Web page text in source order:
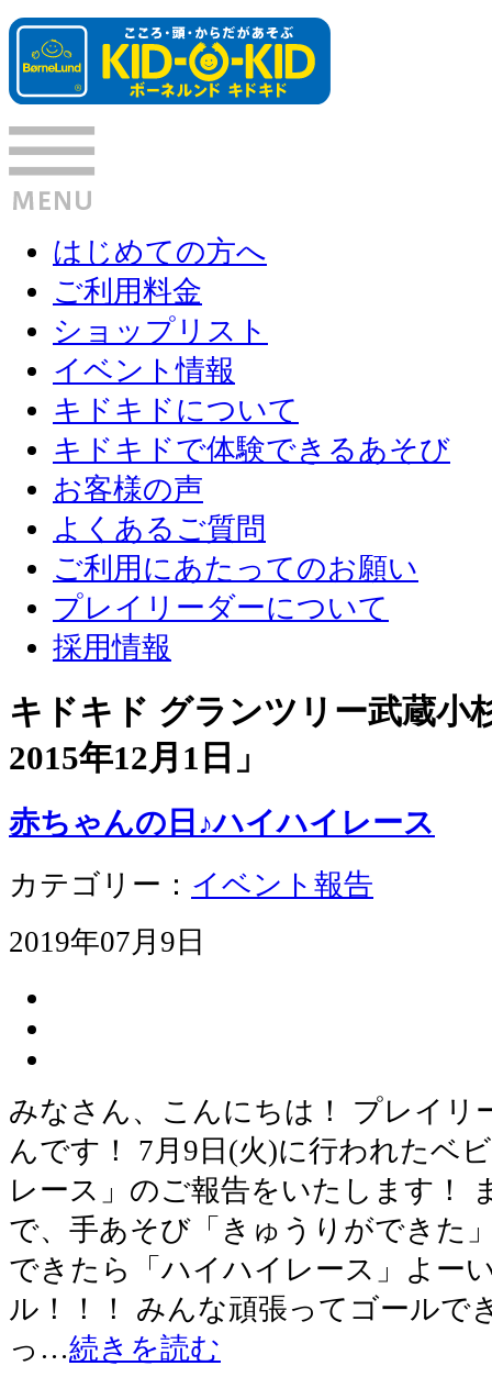
はじめての方へ
ご利用料金
ショップリスト
イベント情報
キドキドについて
キドキドで体験できるあそび
お客様の声
よくあるご質問
ご利用にあたってのお願い
プレイリーダーについて
採用情報
キドキド グランツリー武蔵
2015年12月1日 」
赤ちゃんの日♪ハイハイレース
カテゴリー： イベント報告
2019年07月9日
みなさん、こんにちは！ プレイリ
んです！ 7月9日(火)に行われたベ
レース」のご報告をいたします！
で、手あそび「きゅうりができた
できたら「ハイハイレース」よー
ル！！！ みんな頑張ってゴールで
っ…続きを読む